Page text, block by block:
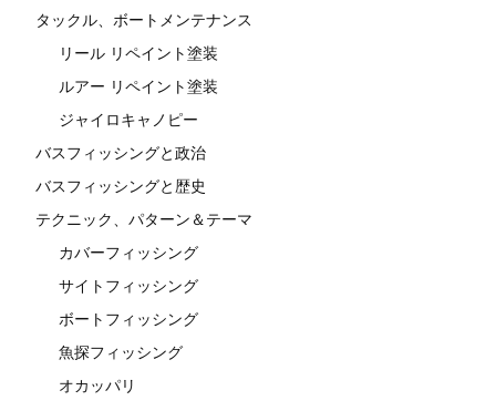
タックル、ボートメンテナンス
リール リペイント塗装
ルアー リペイント塗装
ジャイロキャノピー
バスフィッシングと政治
バスフィッシングと歴史
テクニック、パターン＆テーマ
カバーフィッシング
サイトフィッシング
ボートフィッシング
魚探フィッシング
オカッパリ